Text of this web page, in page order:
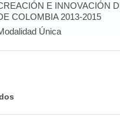
E INNOVACIÓN
COLOMBIA 2013-2015
Única